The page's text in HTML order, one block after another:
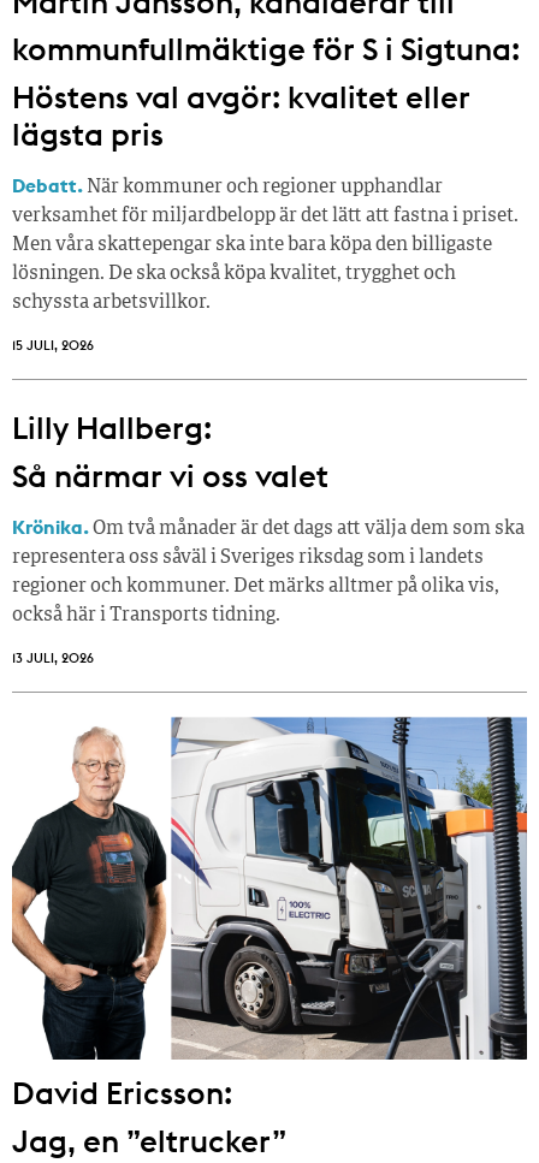
kommunfullmäktige för S i Sigtuna:
Höstens val avgör: kvalitet eller
lägsta pris
Debatt. När kommuner och regioner upphandlar
verksamhet för miljardbelopp är det lätt att fastna i priset.
Men våra skattepengar ska inte bara köpa den billigaste
lösningen. De ska också köpa kvalitet, trygghet och
schyssta arbetsvillkor.
15 JULI, 2026
Lilly Hallberg:
Så närmar vi oss valet
Krönika.Om två månader är det dags att välja dem som ska
representera oss såväl i Sveriges riksdag som i landets
regioner och kommuner. Det märks alltmer på olika vis,
också här i Transports tidning.
13 JULI, 2026
David Ericsson:
Jag, en ”eltrucker”